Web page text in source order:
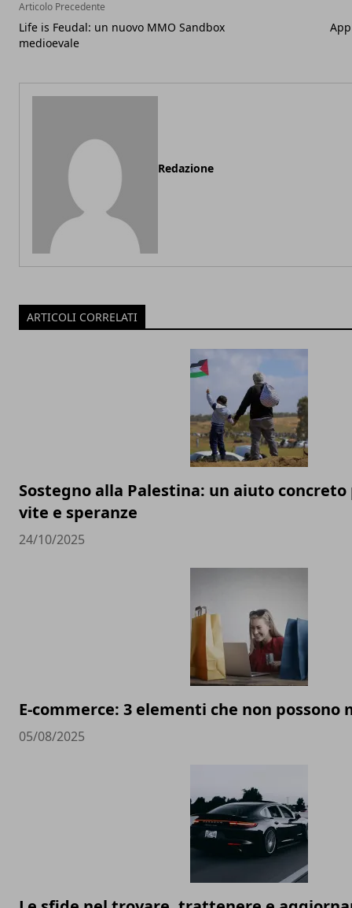
Articolo Precedente
Life is Feudal: un nuovo MMO Sandbox
medioevale
Redazione
ARTICOLI CORRELATI
Sostegno alla Palestina: un aiuto
vite e speranze
24/10/2025
E-commerce: 3 elementi che non possono
05/08/2025